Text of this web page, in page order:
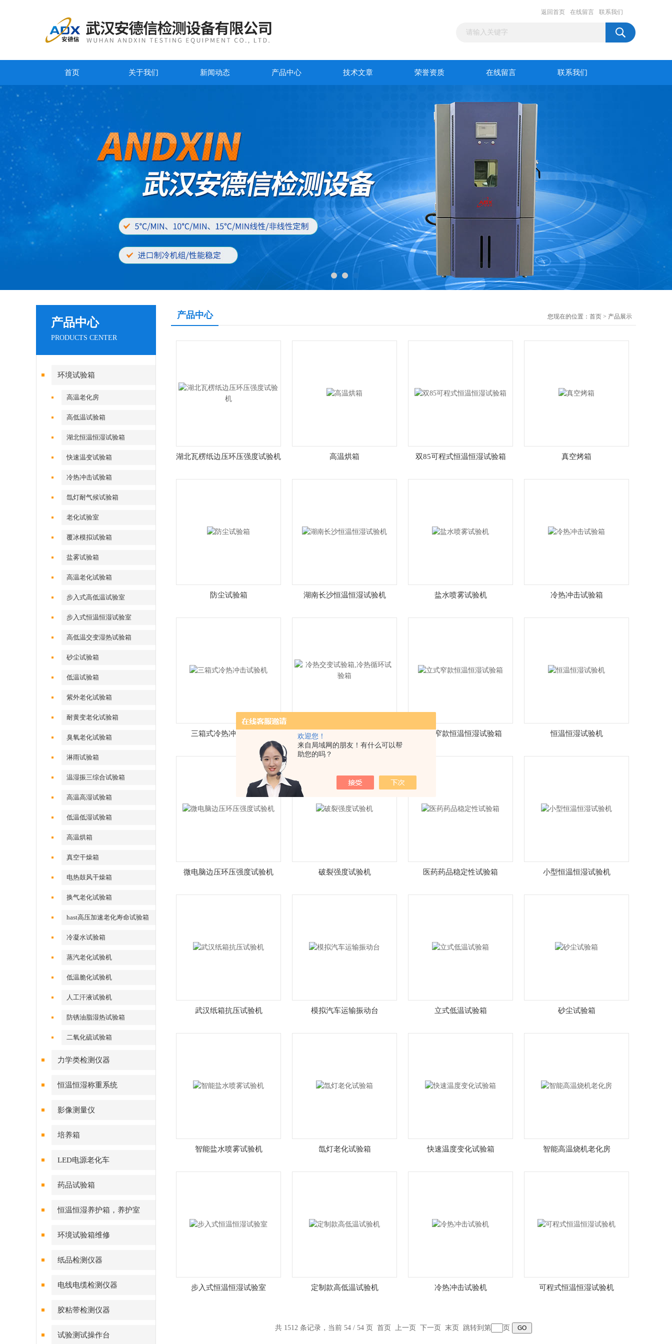
欢迎您！
来自局域网的朋友！有什么可以帮
助您的吗？
返回首页 在线留言 联系我们
首页 关于我们 新闻动态 产品中心 技术文章 荣誉资质 在线留言 联系我们
产品中心
PRODUCTS CENTER
环境试验箱
高温老化房
高低温试验箱
湖北恒温恒湿试验箱
快速温变试验箱
冷热冲击试验箱
氙灯耐气候试验箱
老化试验室
覆冰模拟试验箱
盐雾试验箱
高温老化试验箱
步入式高低温试验室
步入式恒温恒湿试验室
高低温交变湿热试验箱
砂尘试验箱
低温试验箱
紫外老化试验箱
耐黄变老化试验箱
臭氧老化试验箱
淋雨试验箱
温湿振三综合试验箱
高温高湿试验箱
低温低湿试验箱
高温烘箱
真空干燥箱
电热鼓风干燥箱
换气老化试验箱
hast高压加速老化寿命试验箱
冷凝水试验箱
蒸汽老化试验机
低温脆化试验机
人工汗液试验机
防锈油脂湿热试验箱
二氧化硫试验箱
力学类检测仪器
恒温恒湿称重系统
影像测量仪
培养箱
LED电源老化车
药品试验箱
恒温恒湿养护箱，养护室
环境试验箱维修
纸品检测仪器
电线电缆检测仪器
胶粘带检测仪器
试验测试操作台
产品中心 您现在的位置： 首页 > 产品展示
湖北瓦楞纸边压环压强度试验机 高温烘箱 双85可程式恒温恒湿试验箱 真空烤箱
防尘试验箱 湖南长沙恒温恒湿试验机 盐水喷雾试验机 冷热冲击试验箱
三箱式冷热冲击试验机
冷热交变试验箱,冷热循环试验
箱
立式窄款恒温恒湿试验箱 恒温恒湿试验机
微电脑边压环压强度试验机 破裂强度试验机 医药药品稳定性试验箱 小型恒温恒湿试验机
武汉纸箱抗压试验机 模拟汽车运输振动台 立式低温试验箱 砂尘试验箱
智能盐水喷雾试验机 氙灯老化试验箱 快速温度变化试验箱 智能高温烧机老化房
步入式恒温恒湿试验室 定制款高低温试验机 冷热冲击试验机 可程式恒温恒湿试验机
共 1512 条记录，当前 54 / 54 页 首页 上一页 下一页 末页 跳转到第 页